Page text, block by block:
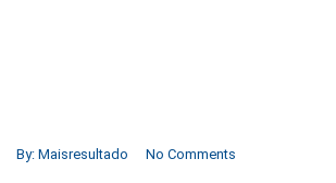
By: Maisresultado No Comments